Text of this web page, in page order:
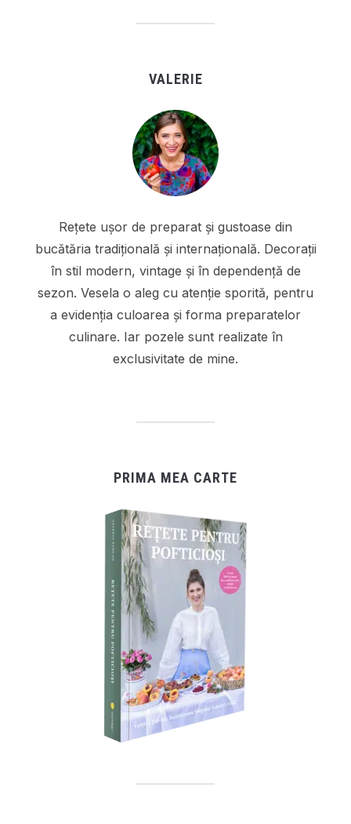
VALERIE
Rețete ușor de preparat și gustoase din
bucătăria tradițională și internațională. Decorații
în stil modern, vintage și în dependență de
sezon. Vesela o aleg cu atenție sporită, pentru
a evidenția culoarea și forma preparatelor
culinare. Iar pozele sunt realizate în
exclusivitate de mine.
PRIMA MEA CARTE